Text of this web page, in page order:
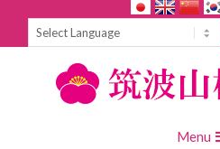
Menu